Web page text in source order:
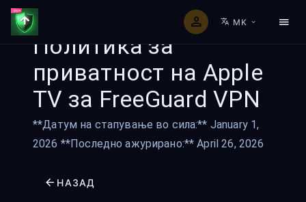
MK
Политика за
приватност на Apple
TV за FreeGuard VPN
**Датум на стапување во сила:** January 1,
2026 **Последно ажурирано:** April 26, 2026
НАЗАД